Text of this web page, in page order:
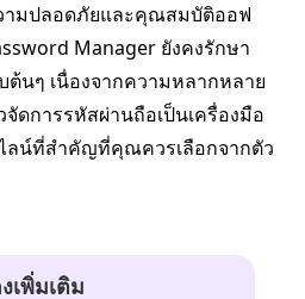
ามปลอดภัยและคุณสมบัติออฟ
Manager ยังคงรักษา
ต้นๆ เนื่องจากความหลากหลาย
ดการรหัสผ่านถือเป็นเครื่องมือ
ลน์ที่สำคัญที่คุณควรเลือกจากตัว
เพิ่มเติม